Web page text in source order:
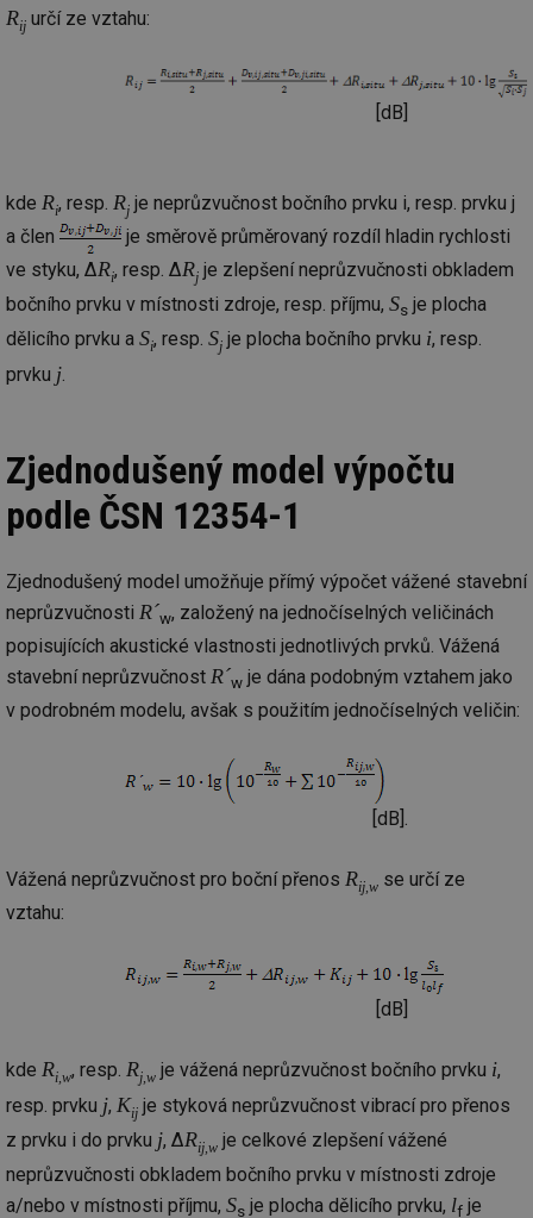
Rij určí ze vztahu:
[dB]
kde Ri, resp. Rj je neprůzvučnost bočního prvku i, resp. prvku j
a člen
je směrově průměrovaný rozdíl hladin rychlosti
ve styku, ΔRi, resp. ΔRj je zlepšení neprůzvučnosti obkladem
bočního prvku v místnosti zdroje, resp. příjmu, Ss je plocha
dělicího prvku a Si, resp. Sj je plocha bočního prvku i, resp.
prvku j.
Zjednodušený model výpočtu
podle ČSN 12354-1
Zjednodušený model umožňuje přímý výpočet vážené stavební
neprůzvučnosti R´w, založený na jednočíselných veličinách
popisujících akustické vlastnosti jednotlivých prvků. Vážená
stavební neprůzvučnost R´w je dána podobným vztahem jako
v podrobném modelu, avšak s použitím jednočíselných veličin:
[dB].
Vážená neprůzvučnost pro boční přenos Rij,w se určí ze
vztahu:
[dB]
kde Ri,w, resp. Rj,w je vážená neprůzvučnost bočního prvku i,
resp. prvku j, Kij je styková neprůzvučnost vibrací pro přenos
z prvku i do prvku j, ΔRij,w je celkové zlepšení vážené
neprůzvučnosti obkladem bočního prvku v místnosti zdroje
a/nebo v místnosti příjmu, Ss je plocha dělicího prvku, lf je